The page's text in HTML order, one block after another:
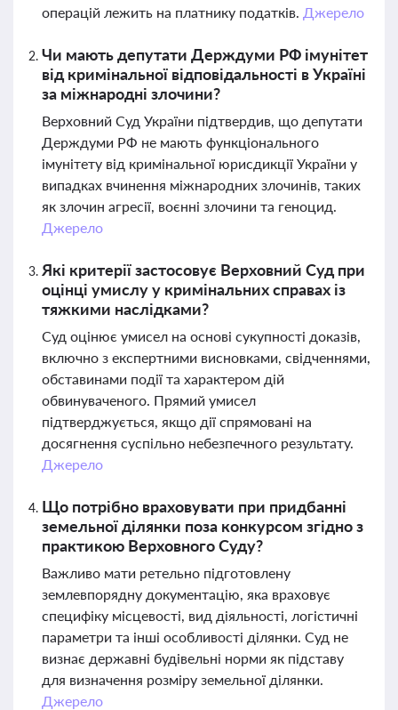
операцій лежить на платнику податків. Джерело
Чи мають депутати Держдуми РФ імунітет
від кримінальної відповідальності в Україні
за міжнародні злочини?
Верховний Суд України підтвердив, що депутати
Держдуми РФ не мають функціонального
імунітету від кримінальної юрисдикції України у
випадках вчинення міжнародних злочинів, таких
як злочин агресії, воєнні злочини та геноцид.
Джерело
Які критерії застосовує Верховний Суд при
оцінці умислу у кримінальних справах із
тяжкими наслідками?
Суд оцінює умисел на основі сукупності доказів,
включно з експертними висновками, свідченнями,
обставинами події та характером дій
обвинуваченого. Прямий умисел
підтверджується, якщо дії спрямовані на
досягнення суспільно небезпечного результату.
Джерело
Що потрібно враховувати при придбанні
земельної ділянки поза конкурсом згідно з
практикою Верховного Суду?
Важливо мати ретельно підготовлену
землевпорядну документацію, яка враховує
специфіку місцевості, вид діяльності, логістичні
параметри та інші особливості ділянки. Суд не
визнає державні будівельні норми як підставу
для визначення розміру земельної ділянки.
Джерело